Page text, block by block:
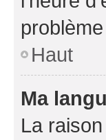
Haut
Ma
La